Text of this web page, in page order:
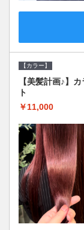
【カラー】
【美髪計画♪】
ト
￥11,000